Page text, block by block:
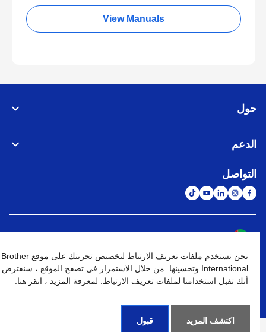
View Manuals
حول
الدعم
التواصل
نهج الخصوصية شروط الإستخدام خريطة الموقع الإنتقال إلى الموقع العالمي
نحن نستخدم ملفات تعريف الارتباط لتخصيص تجربتك على موقع Brother
International وتحسينها. من خلال الاستمرار في تصفح الموقع ، سنفترض
أنك تقبل استخدامنا لملفات تعريف الارتباط. لمعرفة المزيد ، انقر هنا.
اكتشف المزيد قبول